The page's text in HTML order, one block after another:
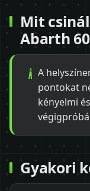
Mit
Abarth
A
pontokat
kényelmi
Gyakori